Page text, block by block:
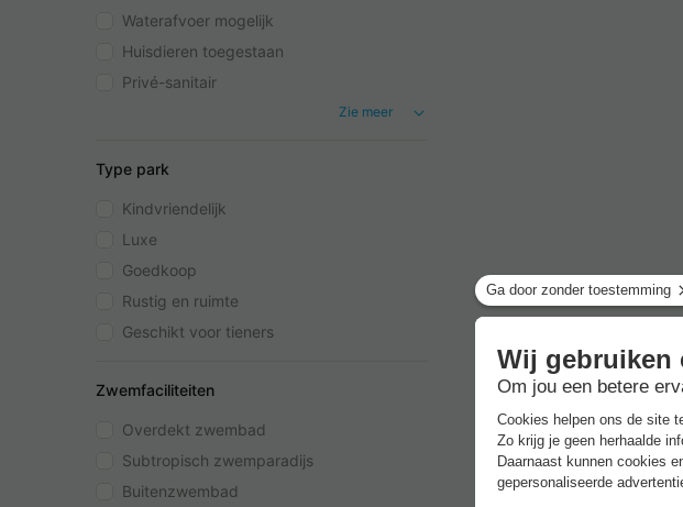
Waterafvoer mogelijk
Huisdieren toegestaan
Privé-sanitair
Zie meer
Type park
Kindvriendelijk
Luxe
Goedkoop
Rustig en ruimte
Geschikt voor tieners
Zwemfaciliteiten
Overdekt zwembad
Subtropisch zwemparadijs
Buitenzwembad